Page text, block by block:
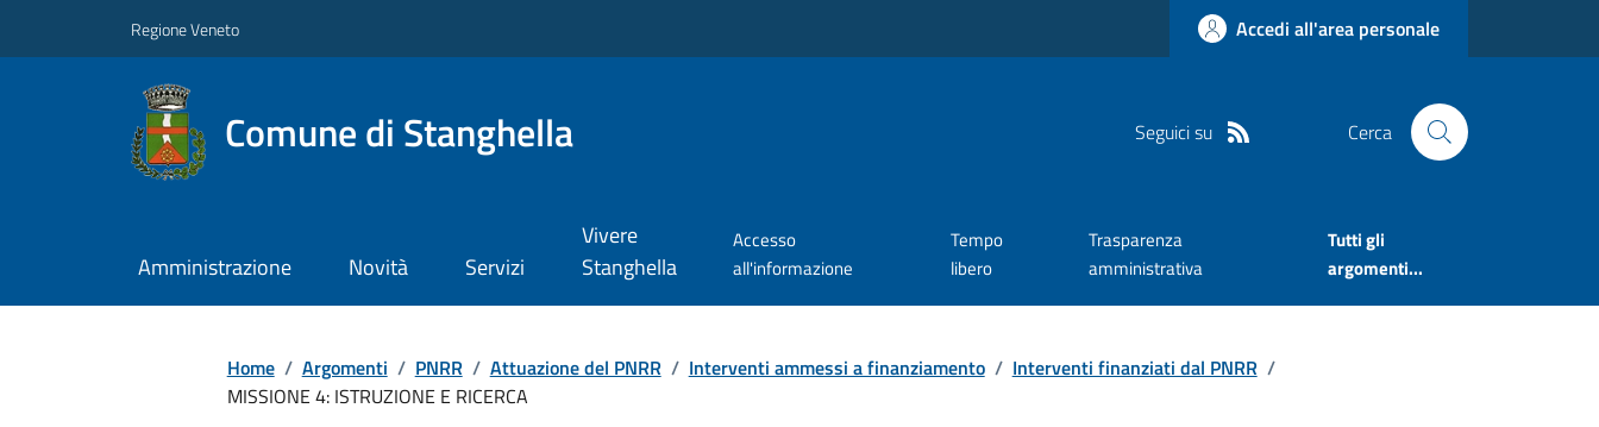
Regione Veneto Accedi all'area personale
Comune di Stanghella Seguici su Cerca
Amministrazione Novità Servizi
Vivere
Stanghella
Accesso
all'informazione
Tempo
libero
Trasparenza
amministrativa
Tutti gli
argomenti...
Home / Argomenti / PNRR / Attuazione del PNRR / Interventi ammessi a finanziamento / Interventi finanziati dal PNRR /
MISSIONE 4: ISTRUZIONE E RICERCA